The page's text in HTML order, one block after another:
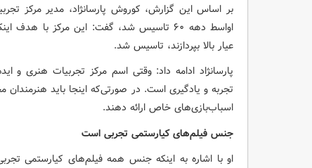
بر اساس این گزارش، کوروش پارسانژاد، مدیر مرکز
اواسط دهه ۶۰ تاسیس شد، گفت: این مرکز با
عیار بالا بپردازند، تاسیس شد.
پارسانژاد ادامه داد: وقتی اسم مرکز تجربیات هنری و
تجربه و یادگیری است. در صورتی‌که اینجا باید
اسباب‌بازی‌های خاص ارائه دهند.
جنس فیلم‌های کیارستمی تجربی است
او با اشاره به اینکه جنس همه فیلم‌های کیارستمی